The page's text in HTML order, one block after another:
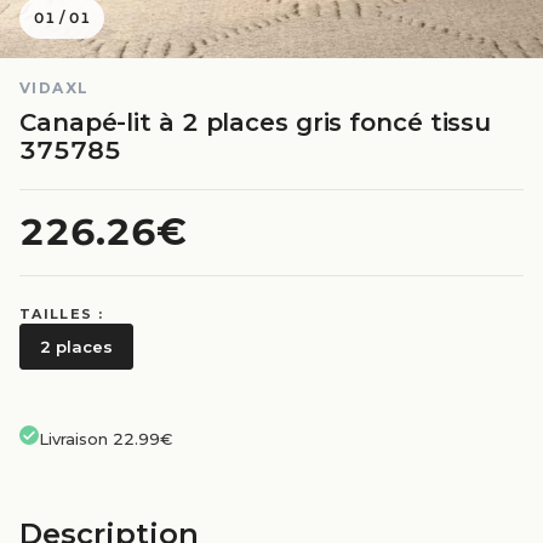
01 /01
VIDAXL
Canapé-lit à 2 places gris foncé tissu
375785
226.26€
TAILLES :
2 places
Livraison 22.99€
Description